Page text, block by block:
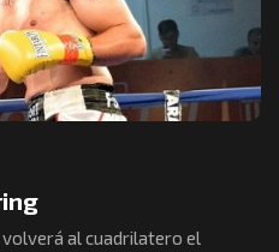
al cuadrilatero el